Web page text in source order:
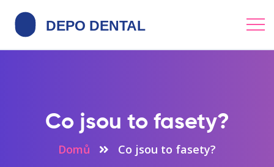
Co jsou to fasety?
Domů Co jsou to fasety?